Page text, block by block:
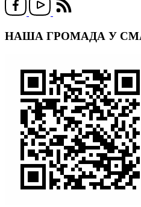
НАША ГРОМАДА У